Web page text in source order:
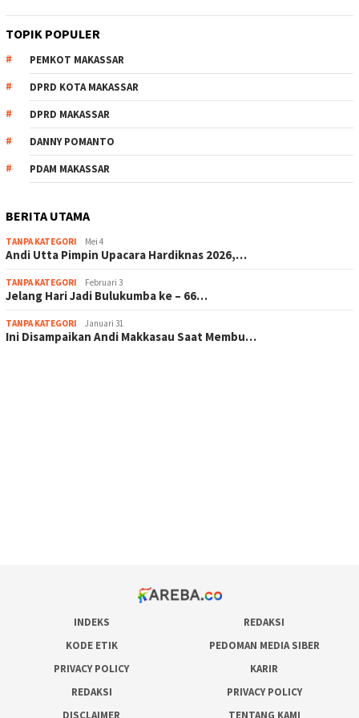
TOPIK POPULER
PEMKOT MAKASSAR
DPRD KOTA MAKASSAR
DPRD MAKASSAR
DANNY POMANTO
PDAM MAKASSAR
BERITA UTAMA
TANPA KATEGORI Mei 4
Andi Utta Pimpin Upacara Hardiknas 2026,…
TANPA KATEGORI Februari 3
Jelang Hari Jadi Bulukumba ke – 66…
TANPA KATEGORI Januari 31
Ini Disampaikan Andi Makkasau Saat Membu…
INDEKS
REDAKSI
KODE ETIK
PEDOMAN MEDIA SIBER
PRIVACY POLICY
KARIR
REDAKSI
PRIVACY POLICY